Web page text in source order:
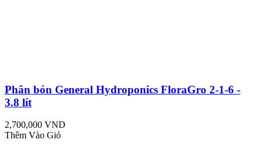
Phân bón General Hydroponics FloraGro 2-1-6 -
3.8 lít
2,700,000 VND
Thêm Vào Giỏ